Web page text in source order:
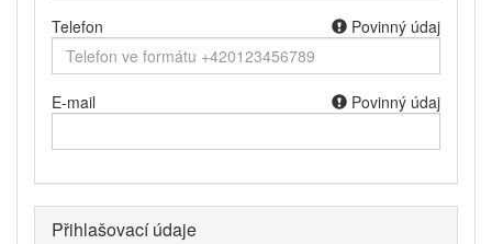
Telefon Povinný údaj
E-mail Povinný údaj
Přihlašovací údaje